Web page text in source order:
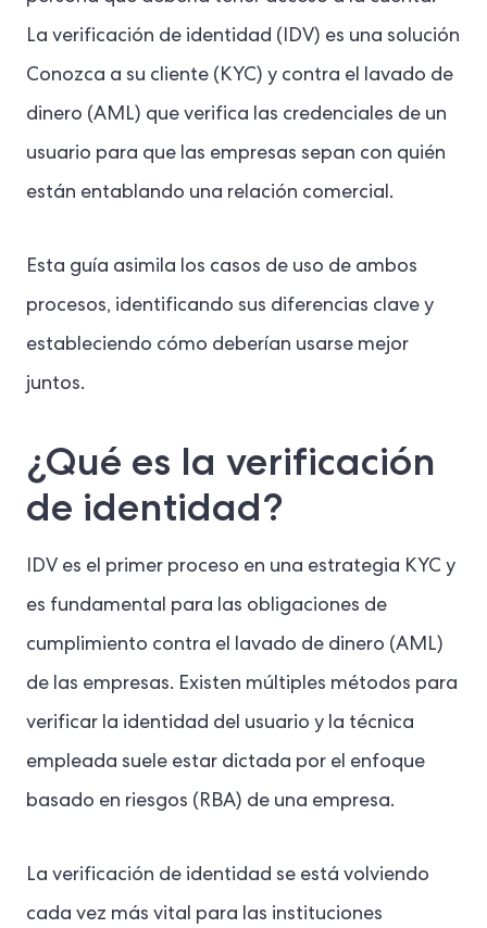
La verificación de identidad (IDV) es una solución
Conozca a su cliente (KYC) y contra el lavado de
dinero (AML) que verifica las credenciales de un
usuario para que las empresas sepan con quién
están entablando una relación comercial.
Esta guía asimila los casos de uso de ambos
procesos, identificando sus diferencias clave y
estableciendo cómo deberían usarse mejor
juntos.
¿Qué es la verificación
de identidad?
IDV es el primer proceso en una estrategia KYC y
es fundamental para las obligaciones de
cumplimiento contra el lavado de dinero (AML)
de las empresas. Existen múltiples métodos para
verificar la identidad del usuario y la técnica
empleada suele estar dictada por el enfoque
basado en riesgos (RBA) de una empresa.
La verificación de identidad se está volviendo
cada vez más vital para las instituciones